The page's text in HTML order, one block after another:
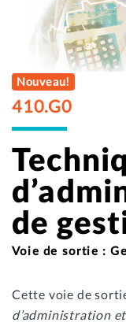
Nouveau!
410.G0
de
Voie de sortie :
Cette voie de
d’administration